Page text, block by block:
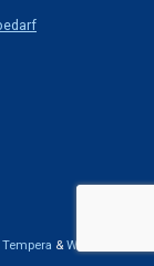
Tempera & WordPress.